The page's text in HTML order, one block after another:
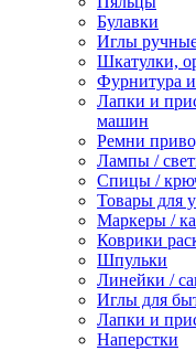
Булавки
Иглы
Шкатулки,
Фурнитура
Лапки и
машин
Ремни
Лампы /
Спицы /
Товары для
Маркеры /
Коврики
Шпульки
Линейки /
Иглы для
Лапки и
Наперстки